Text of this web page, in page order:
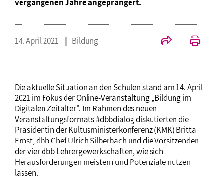
vergangenen Jahre angeprangert.
14. April 2021 Bildung
Die aktuelle Situation an den Schulen stand am 14. April
2021 im Fokus der Online-Veranstaltung „Bildung im
Digitalen Zeitalter". Im Rahmen des neuen
Veranstaltungsformats #dbbdialog diskutierten die
Präsidentin der Kultusministerkonferenz (KMK) Britta
Ernst, dbb Chef Ulrich Silberbach und die Vorsitzenden
der vier dbb Lehrergewerkschaften, wie sich
Herausforderungen meistern und Potenziale nutzen
lassen.